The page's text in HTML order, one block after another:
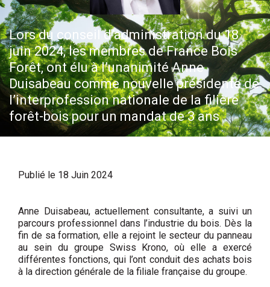
Lors du conseil d’administration du 18
juin 2024, les membres de France Bois
Forêt, ont élu à l’unanimité Anne
Duisabeau comme nouvelle présidente de
l’interprofession nationale de la filière
forêt-bois pour un mandat de 3 ans
Publié le 18 Juin 2024
Anne Duisabeau, actuellement consultante, a suivi un
parcours professionnel dans l’industrie du bois. Dès la
fin de sa formation, elle a rejoint le secteur du panneau
au sein du groupe Swiss Krono, où elle a exercé
différentes fonctions, qui l’ont conduit des achats bois
à la direction générale de la filiale française du groupe.